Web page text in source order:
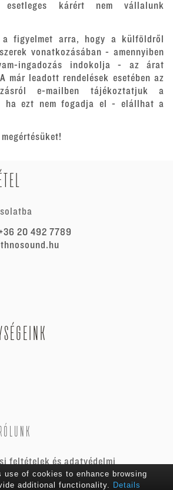
esetleges kárért nem vállalunk
a figyelmet arra, hogy a külföldről
vonatkozásában - amennyiben
ingadozás indokolja - az árat
már leadott rendelések esetében az
e-mailben tájékoztatjuk a
ha ezt nem fogadja el - elállhat a
20 492 7789
feltételek és adatvédelmi
use of cookies to enhance browsing
additional functionality. Details